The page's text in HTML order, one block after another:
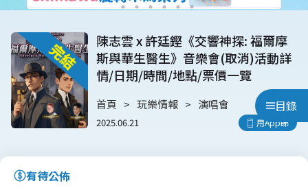
目錄
陳志雲 x 許廷鏗《交響神探: 福爾摩
斯與華生醫生》音樂會(取消)活動詳
情/日期/時間/地點/票價一覽
首頁 玩樂情報 演唱會
2025.06.21 用App睇
有待公佈